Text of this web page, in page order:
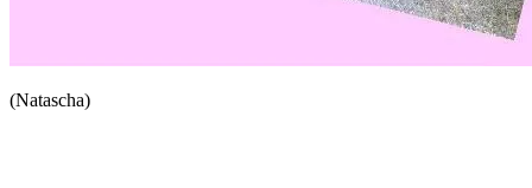
(Natascha)